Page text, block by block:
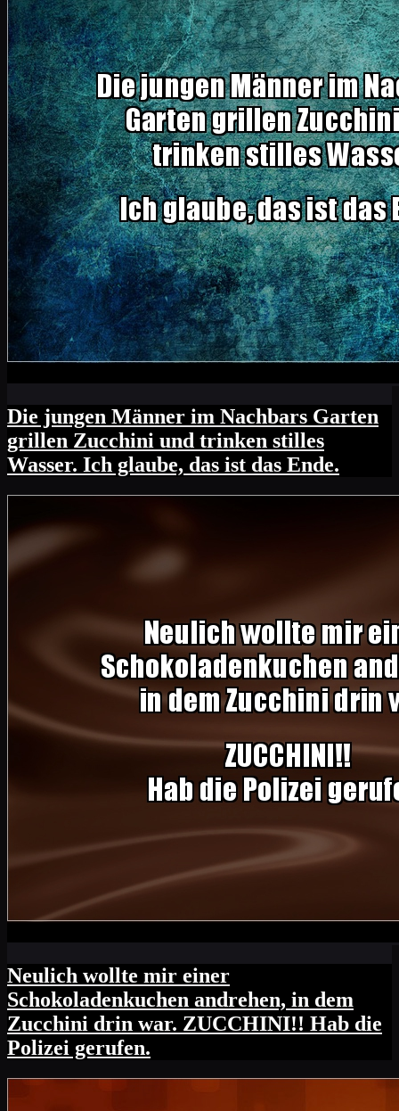
Die jungen Männer im Nachbars Garten
grillen Zucchini und trinken stilles
Wasser. Ich glaube, das ist das Ende.
Neulich wollte mir einer
Schokoladenkuchen andrehen, in dem
Zucchini drin war. ZUCCHINI!! Hab die
Polizei gerufen.